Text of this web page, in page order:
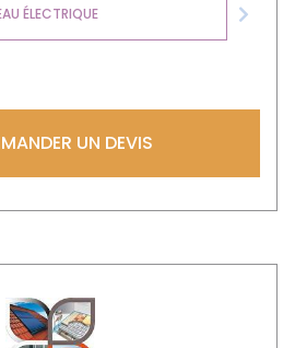
ÉLECTRIQUE
Next
UN DEVIS